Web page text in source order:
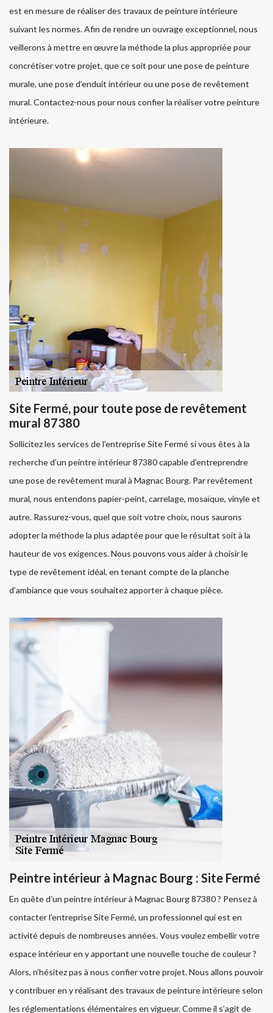
est en mesure de réaliser des travaux de peinture intérieure
suivant les normes. Afin de rendre un ouvrage exceptionnel, nous
veillerons à mettre en œuvre la méthode la plus appropriée pour
concrétiser votre projet, que ce soit pour une pose de peinture
murale, une pose d’enduit intérieur ou une pose de revêtement
mural. Contactez-nous pour nous confier la réaliser votre peinture
intérieure.
Site Fermé, pour toute pose de revêtement
mural 87380
Sollicitez les services de l’entreprise Site Fermé si vous êtes à la
recherche d’un peintre intérieur 87380 capable d’entreprendre
une pose de revêtement mural à Magnac Bourg. Par revêtement
mural, nous entendons papier-peint, carrelage, mosaïque, vinyle et
autre. Rassurez-vous, quel que soit votre choix, nous saurons
adopter la méthode la plus adaptée pour que le résultat soit à la
hauteur de vos exigences. Nous pouvons vous aider à choisir le
type de revêtement idéal, en tenant compte de la planche
d’ambiance que vous souhaitez apporter à chaque pièce.
Peintre intérieur à Magnac Bourg : Site Fermé
En quête d’un peintre intérieur à Magnac Bourg 87380 ? Pensez à
contacter l’entreprise Site Fermé, un professionnel qui est en
activité depuis de nombreuses années. Vous voulez embellir votre
espace intérieur en y apportant une nouvelle touche de couleur ?
Alors, n’hésitez pas à nous confier votre projet. Nous allons pouvoir
y contribuer en y réalisant des travaux de peinture intérieure selon
les réglementations élémentaires en vigueur. Comme il s’agit de